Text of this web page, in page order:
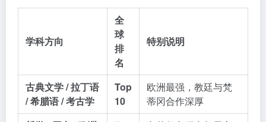
学科方向
全
球
排
名
特别说明
古典文学 / 拉丁语
/ 希腊语 / 考古学
Top
10
欧洲最强，教廷与梵
蒂冈合作深厚